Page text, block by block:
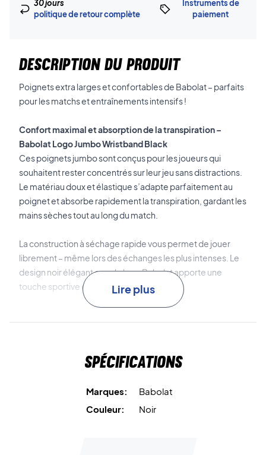
30 jours
politique de retour complète
Instruments de
paiement
DESCRIPTION DU PRODUIT
Poignets extra larges et confortables de Babolat – parfaits
pour les matchs et entraînements intensifs !
Confort maximal et absorption de la transpiration –
Babolat Logo Jumbo Wristband Black
Ces poignets jumbo sont conçus pour les joueurs qui
souhaitent rester concentrés sur leur jeu sans distractions.
Le matériau doux et élastique s’adapte parfaitement au
poignet et absorbe rapidement la transpiration, gardant les
mains sèches tout au long du match.
La construction à séchage rapide vous permet de jouer
librement – même lors des échanges les plus intenses. Le
design noir élégant avec le logo Babolat apporte une
touche sportive et classique sur le terrain.
Haute absorption de la transpirationgarde les mains
offre une couverture et un confort
Lire plus
Spécifications
Marques:
Babolat
Couleur:
Noir